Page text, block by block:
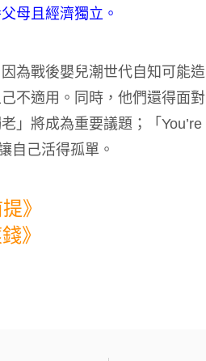
母且經濟獨立。
為戰後嬰兒潮世代自知可能造
不適用。同時，他們還得面對
」將成為重要議題；「You’re
自己活得孤單。
》
》